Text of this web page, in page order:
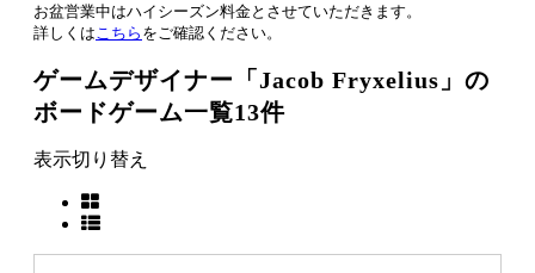
お盆営業中はハイシーズン料金とさせていただきます。
詳しくはこちら をご確認ください。
ゲームデザイナー「Jacob Fryxelius」の
ボードゲーム一覧13件
表示切り替え